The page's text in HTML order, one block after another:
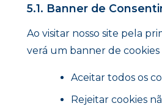
5.1. Banner de
Ao visitar nosso site pela
verá um banner de
Aceitar todos os
Rejeitar cookies